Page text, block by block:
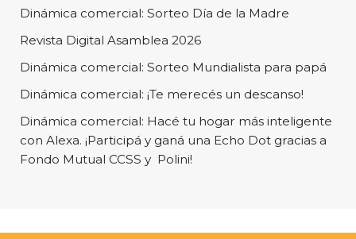
Dinámica comercial: Sorteo Día de la Madre
Revista Digital Asamblea 2026
Dinámica comercial: Sorteo Mundialista para papá
Dinámica comercial: ¡Te merecés un descanso!
Dinámica comercial: Hacé tu hogar más inteligente
con Alexa. ¡Participá y ganá una Echo Dot gracias a
Fondo Mutual CCSS y Polini!